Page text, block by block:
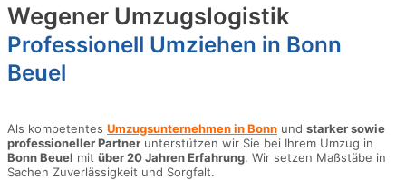
Wegener Umzugslogistik
Professionell Umziehen in Bonn
Beuel
Als kompetentes Umzugsunternehmen in Bonn und starker sowie
professioneller Partner unterstützen wir Sie bei Ihrem Umzug in
Bonn Beuel mit über 20 Jahren Erfahrung. Wir setzen Maßstäbe in
Sachen Zuverlässigkeit und Sorgfalt.